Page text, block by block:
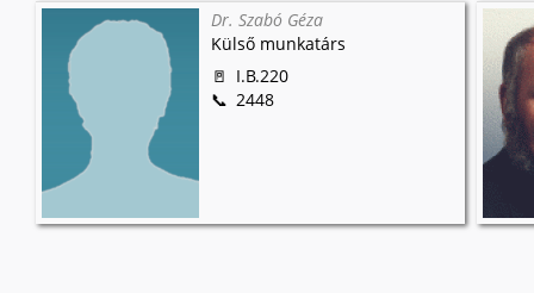
Dr. Szabó Géza
Külső munkatárs
I.B.220
2448